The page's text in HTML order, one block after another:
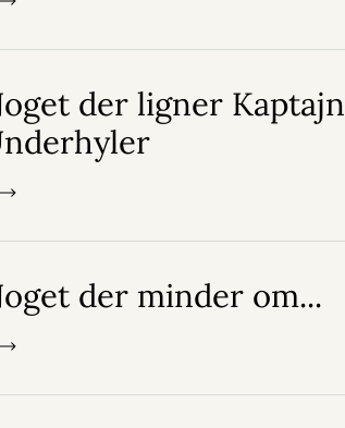
der ligner Kaptajn
der minder om...